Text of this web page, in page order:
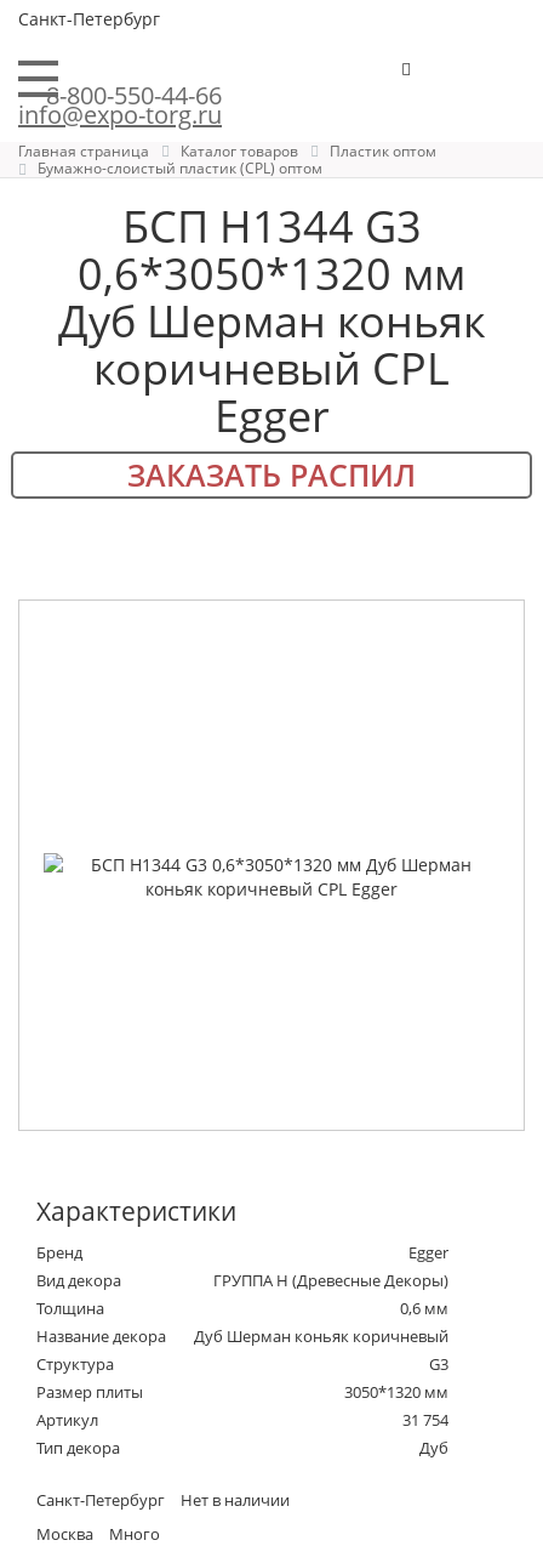
Санкт-Петербург
8-800-550-44-66
info@expo-torg.ru
Главная страница Каталог товаров
Пластик оптом
Бумажно-слоистый пластик (CPL) оптом
БСП H1344 G3
0,6*3050*1320 мм
Дуб Шерман коньяк
коричневый CPL
Egger
ЗАКАЗАТЬ РАСПИЛ
Характеристики
Бренд
Egger
Вид декора
ГРУППА Н (Древесные Декоры)
Толщина
0,6 мм
Название декора
Дуб Шерман коньяк коричневый
Структура
G3
Размер плиты
3050*1320 мм
Артикул
31 754
Тип декора
Дуб
Санкт-Петербург
Нет в наличии
Москва
Много